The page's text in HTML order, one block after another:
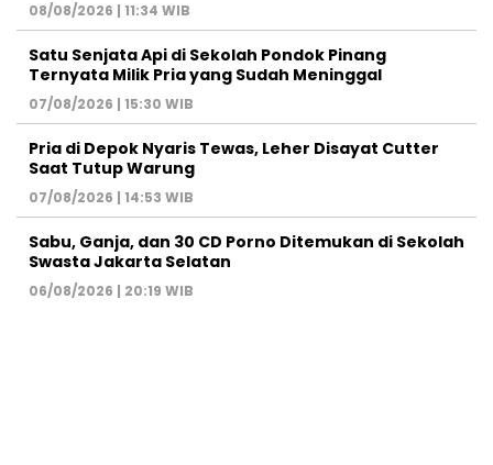
08/08/2026 | 11:34 WIB
Satu Senjata Api di Sekolah Pondok Pinang
Ternyata Milik Pria yang Sudah Meninggal
07/08/2026 | 15:30 WIB
Pria di Depok Nyaris Tewas, Leher Disayat Cutter
Saat Tutup Warung
07/08/2026 | 14:53 WIB
Sabu, Ganja, dan 30 CD Porno Ditemukan di Sekolah
Swasta Jakarta Selatan
06/08/2026 | 20:19 WIB